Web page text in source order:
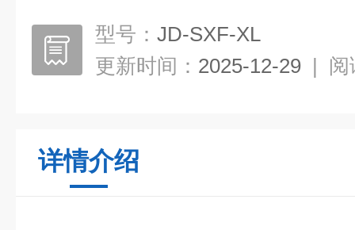
型号： JD-SXF-XL
更新时间： 2025-12-29 | 阅
详情介绍